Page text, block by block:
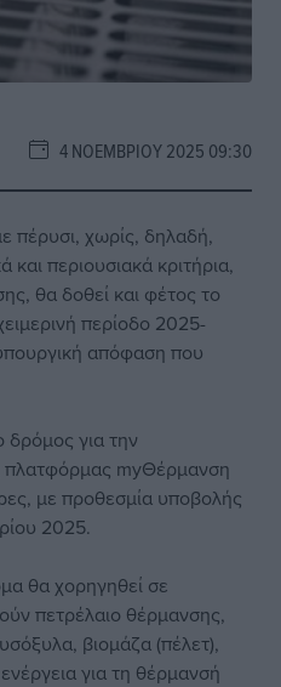
4 ΝΟΕΜΒΡΊΟΥ 2025 09:30
πέρυσι, χωρίς, δηλαδή,
και περιουσιακά κριτήρια,
θα δοθεί και φέτος το
περίοδο 2025-
απόφαση που
δρόμος για την
πλατφόρμας myΘέρμανση
με προθεσμία υποβολής
2025.
θα χορηγηθεί σε
πετρέλαιο θέρμανσης,
βιομάζα (πέλετ),
για τη θέρμανσή